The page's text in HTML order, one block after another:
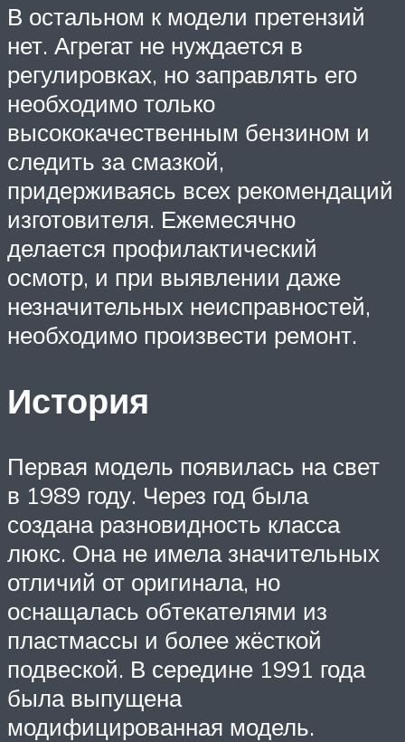
В остальном к модели претензий
нет. Агрегат не нуждается в
регулировках, но заправлять его
необходимо только
высококачественным бензином и
следить за смазкой,
придерживаясь всех рекомендаций
изготовителя. Ежемесячно
делается профилактический
осмотр, и при выявлении даже
незначительных неисправностей,
необходимо произвести ремонт.
История
Первая модель появилась на свет
в 1989 году. Через год была
создана разновидность класса
люкс. Она не имела значительных
отличий от оригинала, но
оснащалась обтекателями из
пластмассы и более жёсткой
подвеской. В середине 1991 года
была выпущена
модифицированная модель.